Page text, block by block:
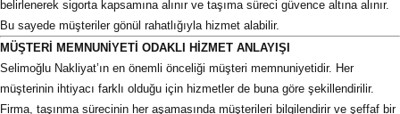
belirlenerek sigorta kapsamına alınır ve taşıma süreci güvence altına alınır.
Bu sayede müşteriler gönül rahatlığıyla hizmet alabilir.
MÜŞTERİ MEMNUNİYETİ ODAKLI HİZMET ANLAYIŞI
Selimoğlu Nakliyat’ın en önemli önceliği müşteri memnuniyetidir. Her
müşterinin ihtiyacı farklı olduğu için hizmetler de buna göre şekillendirilir.
Firma, taşınma sürecinin her aşamasında müşterileri bilgilendirir ve şeffaf bir